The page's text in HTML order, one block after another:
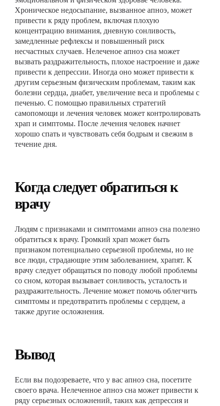
Хроническое недосыпание, вызванное апноэ, может
привести к ряду проблем, включая плохую
концентрацию внимания, дневную сонливость,
замедленные рефлексы и повышенный риск
несчастных случаев. Нелеченое апноэ сна может
вызвать раздражительность, плохое настроение и даже
привести к депрессии. Иногда оно может привести к
другим серьезным физическим проблемам, таким как
болезни сердца, диабет, увеличение веса и проблемы с
печенью. С помощью правильных стратегий
самопомощи и лечения человек может контролировать
храп и симптомы. После лечения человек начнет
хорошо спать и чувствовать себя бодрым и свежим в
течение дня.
Когда следует обратиться к
врачу
Людям с признаками и симптомами апноэ сна полезно
обратиться к врачу. Громкий храп может быть
признаком потенциально серьезной проблемы, но не
все люди, страдающие этим заболеванием, храпят. К
врачу следует обращаться по поводу любой проблемы
со сном, которая вызывает сонливость, усталость и
раздражительность. Лечение может помочь облегчить
симптомы и предотвратить проблемы с сердцем, а
также другие осложнения.
Вывод
Если вы подозреваете, что у вас апноэ сна, посетите
своего врача. Нелеченное апноэ сна может привести к
ряду серьезных осложнений, таких как депрессия и